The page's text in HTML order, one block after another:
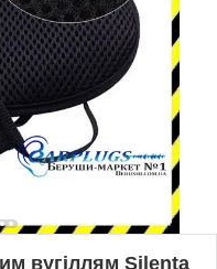
вугіллям Silenta